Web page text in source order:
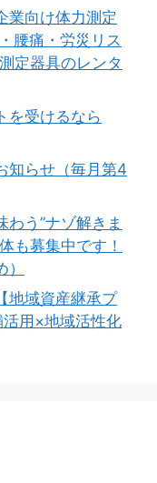
業向け体力測定
腰痛・労災リス
定器具のレンタ
を受けるなら
知らせ（毎月第4
う”ナゾ解きま
も募集中です！
地域資産継承プ
用×地域活性化